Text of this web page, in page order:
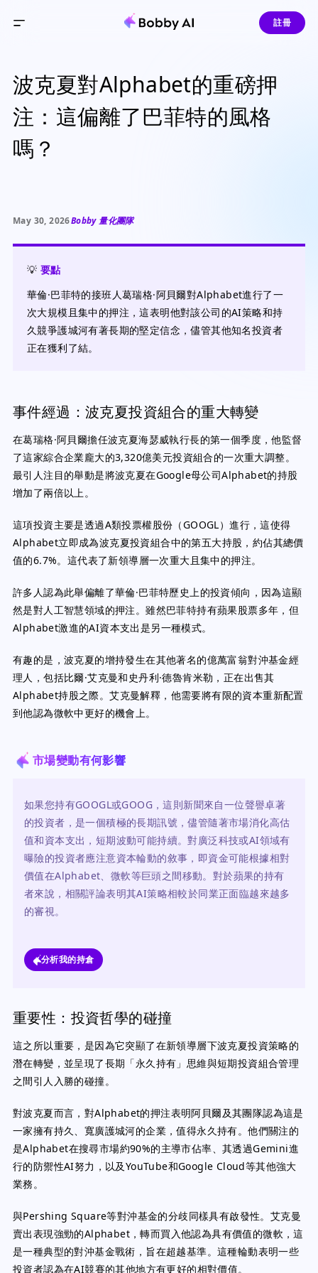
註冊
波克夏對Alphabet的重磅押
注：這偏離了巴菲特的風格
嗎？
May 30, 2026Bobby 量化團隊
💡 要點
華倫·巴菲特的接班人葛瑞格·阿貝爾對Alphabet進行了一
次大規模且集中的押注，這表明他對該公司的AI策略和持
久競爭護城河有著長期的堅定信念，儘管其他知名投資者
正在獲利了結。
事件經過：波克夏投資組合的重大轉變
在葛瑞格·阿貝爾擔任波克夏海瑟威執行長的第一個季度，他監督
了這家綜合企業龐大的3,320億美元投資組合的一次重大調整。
最引人注目的舉動是將波克夏在Google母公司Alphabet的持股
增加了兩倍以上。
這項投資主要是透過A類投票權股份（GOOGL）進行，這使得
Alphabet立即成為波克夏投資組合中的第五大持股，約佔其總價
值的6.7%。這代表了新領導層一次重大且集中的押注。
許多人認為此舉偏離了華倫·巴菲特歷史上的投資傾向，因為這顯
然是對人工智慧領域的押注。雖然巴菲特持有蘋果股票多年，但
Alphabet激進的AI資本支出是另一種模式。
有趣的是，波克夏的增持發生在其他著名的億萬富翁對沖基金經
理人，包括比爾·艾克曼和史丹利·德魯肯米勒，正在出售其
Alphabet持股之際。艾克曼解釋，他需要將有限的資本重新配置
到他認為微軟中更好的機會上。
市場變動有何影響
如果您持有GOOGL或GOOG，這則新聞來自一位聲譽卓著
的投資者，是一個積極的長期訊號，儘管隨著市場消化高估
值和資本支出，短期波動可能持續。對廣泛科技或AI領域有
曝險的投資者應注意資本輪動的敘事，即資金可能根據相對
價值在Alphabet、微軟等巨頭之間移動。對於蘋果的持有
者來說，相關評論表明其AI策略相較於同業正面臨越來越多
的審視。
分析我的持倉
重要性：投資哲學的碰撞
這之所以重要，是因為它突顯了在新領導層下波克夏投資策略的
潛在轉變，並呈現了長期「永久持有」思維與短期投資組合管理
之間引人入勝的碰撞。
對波克夏而言，對Alphabet的押注表明阿貝爾及其團隊認為這是
一家擁有持久、寬廣護城河的企業，值得永久持有。他們關注的
是Alphabet在搜尋市場約90%的主導市佔率、其透過Gemini進
行的防禦性AI努力，以及YouTube和Google Cloud等其他強大
業務。
與Pershing Square等對沖基金的分歧同樣具有啟發性。艾克曼
賣出表現強勁的Alphabet，轉而買入他認為具有價值的微軟，這
是一種典型的對沖基金戰術，旨在超越基準。這種輪動表明一些
投資者認為在AI競賽的其他地方有更好的相對價值。